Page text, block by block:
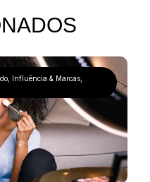
Influência & Marcas